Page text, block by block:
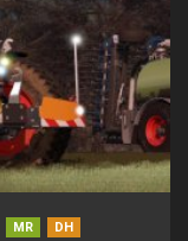
MR DH